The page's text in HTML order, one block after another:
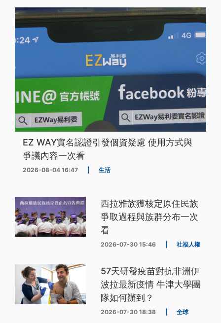
EZ WAY實名認證引發個資疑慮 使用方式與
爭議內容一次看
2026-08-04 16:47 生活
西拉雅族獲核定原住民族
爭取過程與族群分布一次
看
2026-07-30 15:46 社福人權
57天研發疫苗對抗非洲伊
波拉最新疫情 牛津大學團
隊如何辦到？
2026-07-30 18:38 全球